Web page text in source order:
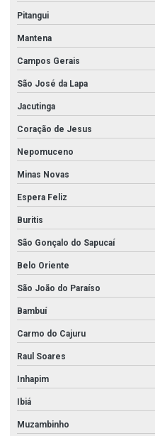
Pitangui
Mantena
Campos Gerais
São José da Lapa
Jacutinga
Coração de Jesus
Nepomuceno
Minas Novas
Espera Feliz
Buritis
São Gonçalo do Sapucaí
Belo Oriente
São João do Paraíso
Bambuí
Carmo do Cajuru
Raul Soares
Inhapim
Ibiá
Muzambinho